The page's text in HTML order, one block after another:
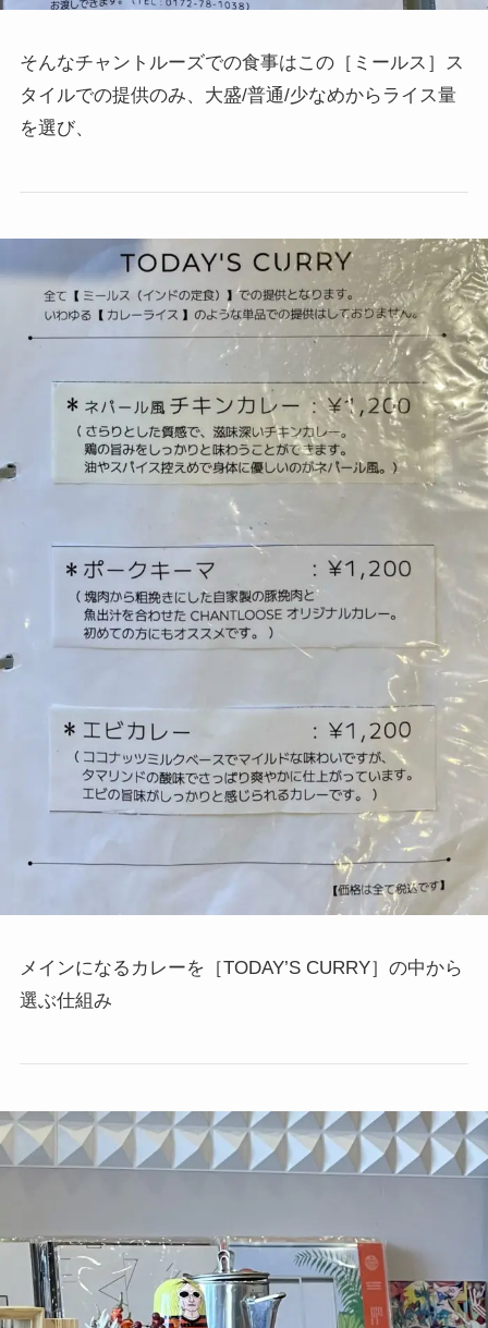
そんなチャントルーズでの食事はこの［ミールス］ス
タイルでの提供のみ、大盛/普通/少なめからライス量
を選び、
メインになるカレーを［TODAY’S CURRY］の中から
選ぶ仕組み